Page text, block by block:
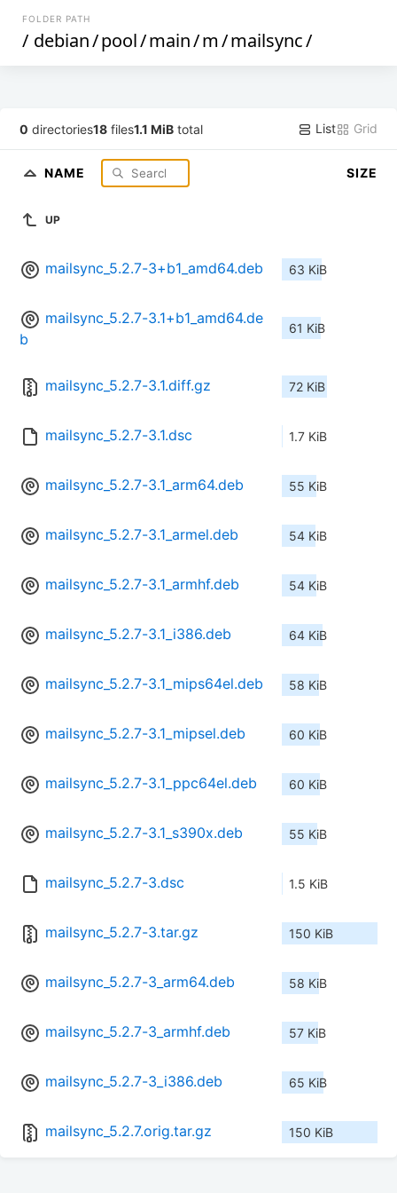
FOLDER PATH
/ debian/pool/main/m/mailsync/
0 directories18 files1.1 MiB total List Grid
NAME SIZE
UP
mailsync_5.2.7-3+b1_amd64.deb 63 KiB
mailsync_5.2.7-3.1+b1_amd64.de
b
61 KiB
mailsync_5.2.7-3.1.diff.gz 72 KiB
mailsync_5.2.7-3.1.dsc 1.7 KiB
mailsync_5.2.7-3.1_arm64.deb 55 KiB
mailsync_5.2.7-3.1_armel.deb 54 KiB
mailsync_5.2.7-3.1_armhf.deb 54 KiB
mailsync_5.2.7-3.1_i386.deb 64 KiB
mailsync_5.2.7-3.1_mips64el.deb 58 KiB
mailsync_5.2.7-3.1_mipsel.deb 60 KiB
mailsync_5.2.7-3.1_ppc64el.deb 60 KiB
mailsync_5.2.7-3.1_s390x.deb 55 KiB
mailsync_5.2.7-3.dsc 1.5 KiB
mailsync_5.2.7-3.tar.gz 150 KiB
mailsync_5.2.7-3_arm64.deb 58 KiB
mailsync_5.2.7-3_armhf.deb 57 KiB
mailsync_5.2.7-3_i386.deb 65 KiB
mailsync_5.2.7.orig.tar.gz 150 KiB